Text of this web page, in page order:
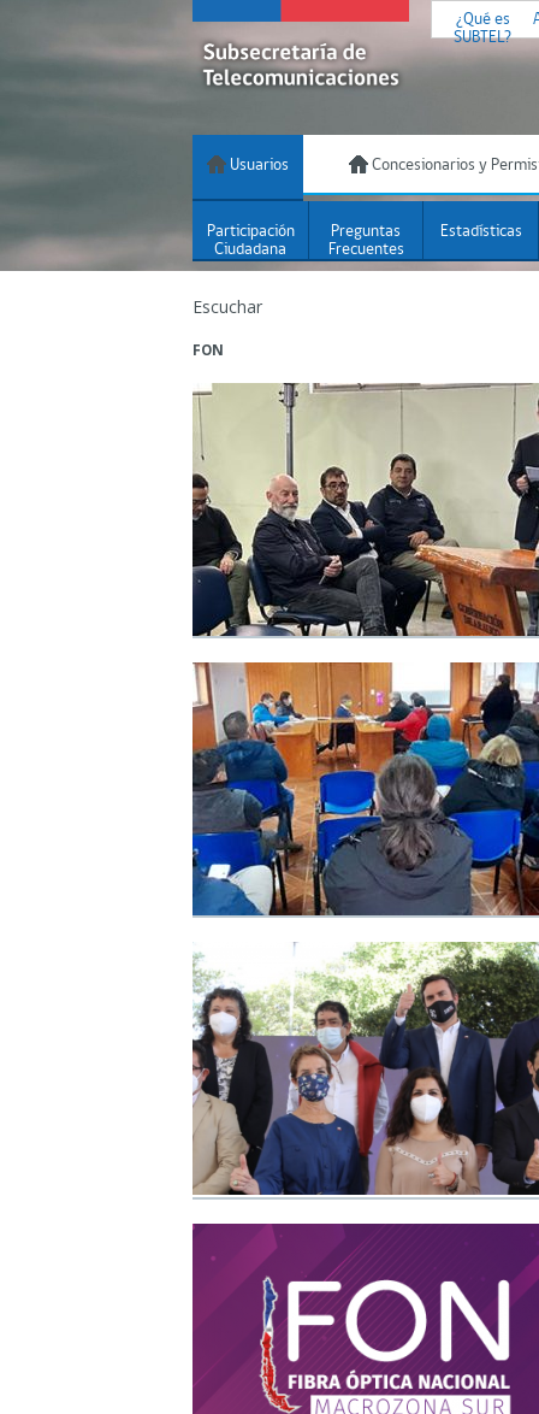
¿Qué es
SUBTEL?
Usuarios Concesionarios y
Participación
Ciudadana
Preguntas
Frecuentes
Estadísticas
Escuchar
FON